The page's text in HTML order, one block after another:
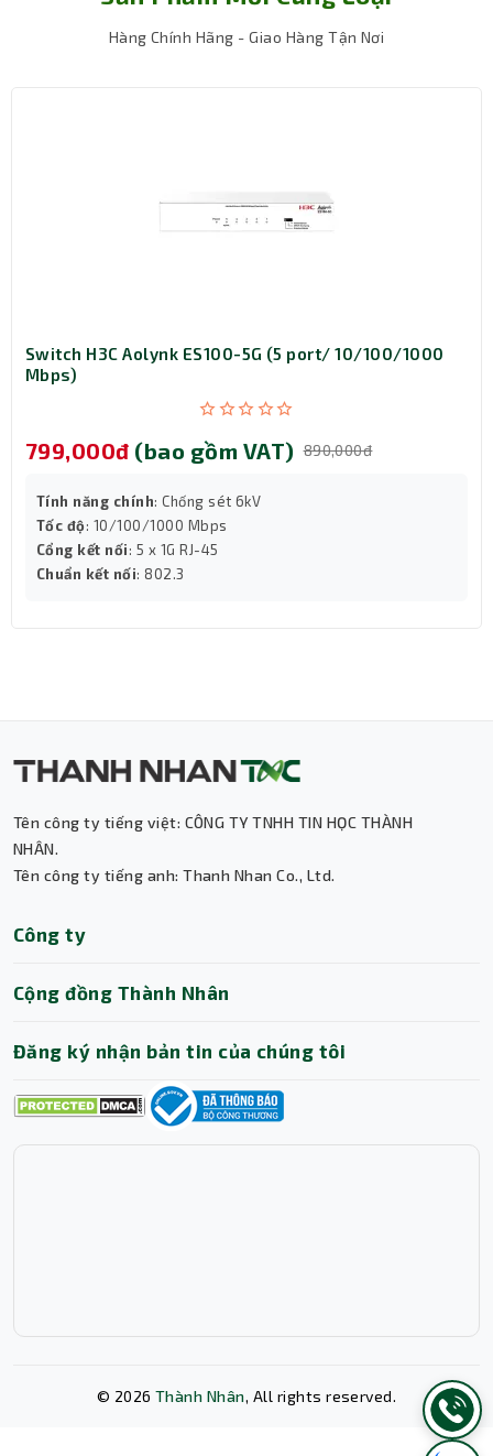
Card Mạng Wifi Mercusys MA30E sở hữu tốc độ tối đa
lên đến 1167 Mbps gồm 867 Mbps trên băng tần 5 GHz
và 300 Mbps trên băng tần 2.4 GHz, đảm bảo kết nối
mượt mà cho mọi tác vụ, từ xem video 4K, chơi game trực
tuyến đến tải tệp dung lượng lớn. Đặc biệt, card mạng
WiFi hỗ trợ công nghệ MU-MIMO, cho phép xử lý đồng
thời nhiều luồng dữ liệu, tối ưu hóa tốc độ kết nối ngay
cả khi sử dụng nhiều thiết bị.
Hàng Chính Hãng - Giao Hàng Tận Nơi
Switch H3C Aolynk ES100-5G (5 port/ 10/100/1000
Mbps)
799,000đ (bao gồm VAT) 890,000đ
Tính năng chính: Chống sét 6kV
Tốc độ: 10/100/1000 Mbps
Cổng kết nối: 5 x 1G RJ-45
Chuẩn kết nối: 802.3
Tên công ty tiếng việt: CÔNG TY TNHH TIN HỌC THÀNH
NHÂN.
Tên công ty tiếng anh: Thanh Nhan Co., Ltd.
Công ty
Cộng đồng Thành Nhân
Đăng ký nhận bản tin của chúng tôi
© 2026 Thành Nhân, All rights reserved.